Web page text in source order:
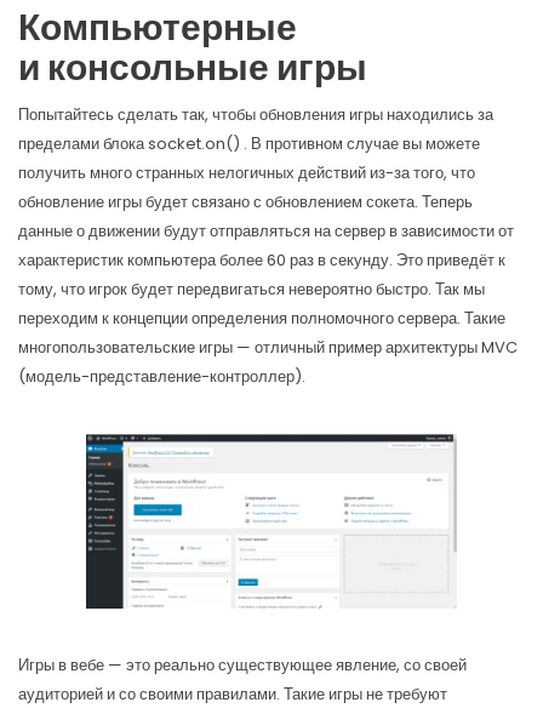
Компьютерные
и консольные игры
Попытайтесь сделать так, чтобы обновления игры находились за
пределами блока socket.on() . В противном случае вы можете
получить много странных нелогичных действий из-за того, что
обновление игры будет связано с обновлением сокета. Теперь
данные о движении будут отправляться на сервер в зависимости от
характеристик компьютера более 60 раз в секунду. Это приведёт к
тому, что игрок будет передвигаться невероятно быстро. Так мы
переходим к концепции определения полномочного сервера. Такие
многопользовательские игры — отличный пример архитектуры MVC
(модель-представление-контроллер).
Игры в вебе — это реально существующее явление, со своей
аудиторией и со своими правилами. Такие игры не требуют